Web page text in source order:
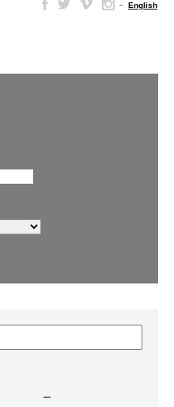
– English
–